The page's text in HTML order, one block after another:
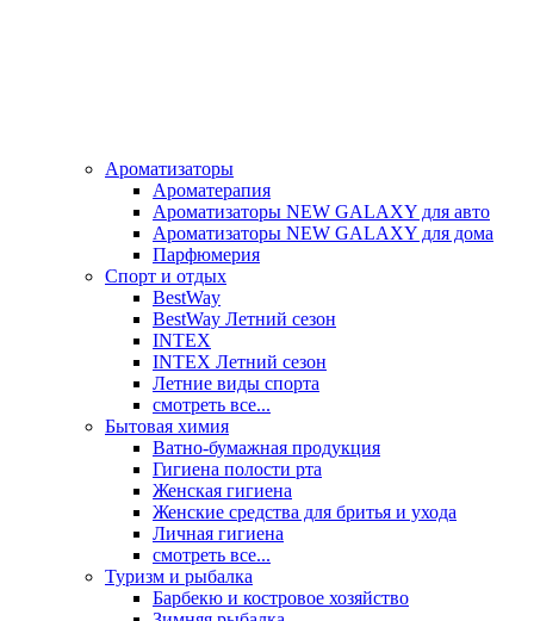
Ароматизаторы
Ароматерапия
Ароматизаторы NEW GALAXY для авто
Ароматизаторы NEW GALAXY для дома
Парфюмерия
Спорт и отдых
BestWay
BestWay Летний сезон
INTEX
INTEX Летний сезон
Летние виды спорта
смотреть все...
Бытовая химия
Ватно-бумажная продукция
Гигиена полости рта
Женская гигиена
Женские средства для бритья и ухода
Личная гигиена
смотреть все...
Туризм и рыбалка
Барбекю и костровое хозяйство